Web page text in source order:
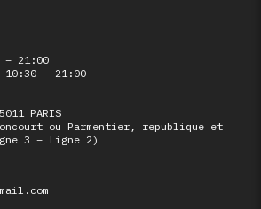
21:00
10:30 – 21:00
PARIS
ou Parmentier, republique et
3 – Ligne 2)